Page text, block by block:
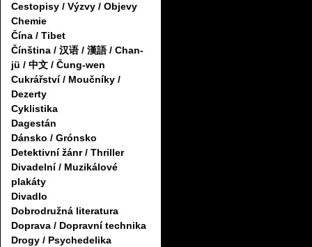
Cestopisy / Výzvy / Objevy
Chemie
Čína / Tibet
Čínština / 汉语 / 漢語 / Chan-
jü / 中文 / Čung-wen
Cukrářství / Moučníky /
Dezerty
Cyklistika
Dagestán
Dánsko / Grónsko
Detektivní žánr / Thriller
Divadelní / Muzikálové
plakáty
Divadlo
Dobrodružná literatura
Doprava / Dopravní technika
Drogy / Psychedelika